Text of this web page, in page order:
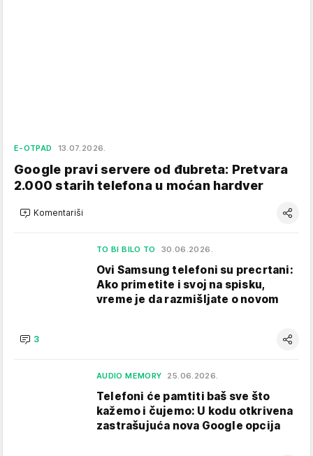
E-OTPAD 13.07.2026.
Google pravi servere od đubreta: Pretvara
2.000 starih telefona u moćan hardver
Komentariši
TO BI BILO TO 30.06.2026.
Ovi Samsung telefoni su precrtani:
Ako primetite i svoj na spisku,
vreme je da razmišljate o novom
3
AUDIO MEMORY 25.06.2026.
Telefoni će pamtiti baš sve što
kažemo i čujemo: U kodu otkrivena
zastrašujuća nova Google opcija